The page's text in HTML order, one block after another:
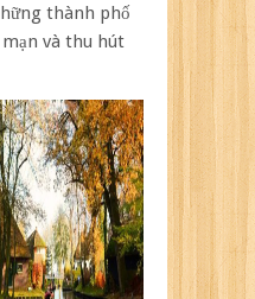
thành phố
và thu hút